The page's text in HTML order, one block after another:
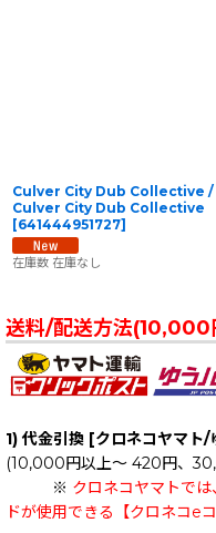
Culver City Dub Collective /
Culver City Dub Collective
[641444951727]
在庫数 在庫なし
送料/配送方法(10,000
1) 代金引換 [クロネコヤマト/
(10,000円以上～ 420円、
※ クロネコヤマトで
ドが使用できる【クロネコe